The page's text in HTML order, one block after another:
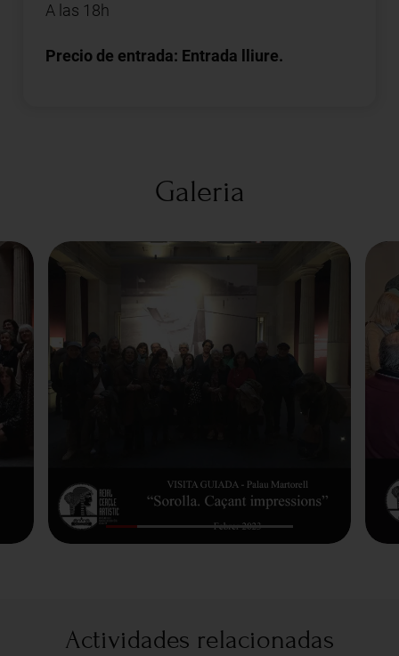
A las 18h
Precio de entrada: Entrada lliure.
Galeria
Actividades relacionadas